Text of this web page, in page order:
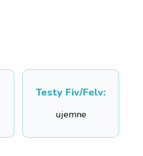
Testy Fiv/Felv:
ujemne